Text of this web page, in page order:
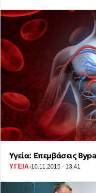
Υγεία: Επεμβάσεις
ΥΓΕΙΑ·10.11.2015 - 13:41